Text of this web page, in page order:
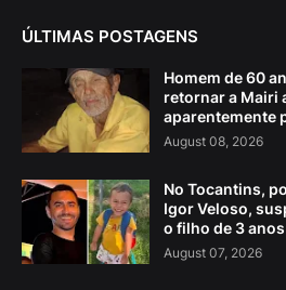
ÚLTIMAS POSTAGENS
Homem de 60
retornar a Mairi
aparentemente
August 08, 2026
No Tocantins,
Igor Veloso,
o filho de 3 anos
August 07, 2026